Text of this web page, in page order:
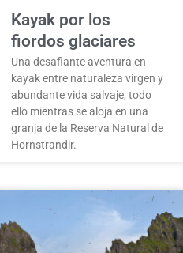
Kayak por los
fiordos glaciares
Una desafiante aventura en
kayak entre naturaleza virgen y
abundante vida salvaje, todo
ello mientras se aloja en una
granja de la Reserva Natural de
Hornstrandir.